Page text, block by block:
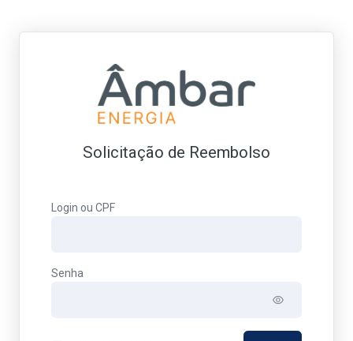
Solicitação de Reembolso
Login ou CPF
Senha